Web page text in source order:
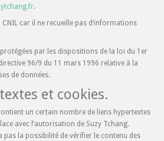
.
CNIL car il ne recueille pas d’informations
par les dispositions de la loi du 1er
96/9 du 11 mars 1996 relative à la
de données.
et cookies.
un certain nombre de liens hypertextes
avec l’autorisation de Suzy Tchang.
pas la possibilité de vérifier le contenu des